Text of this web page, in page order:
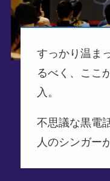
すっかり温ま
るべく、ここ
入。
不思議な黒電
人のシンガー